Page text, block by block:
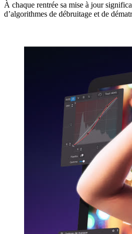
À chaque rentrée sa mise à jour
d’algorithmes de débruitage et de